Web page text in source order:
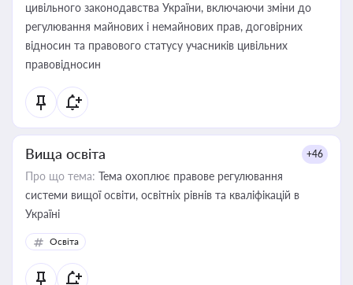
цивільного законодавства України, включаючи зміни до
регулювання майнових і немайнових прав, договірних
відносин та правового статусу учасників цивільних
правовідносин
Вища освіта +46
Про що тема: Тема охоплює правове регулювання
системи вищої освіти, освітніх рівнів та кваліфікацій в
Україні
Освіта